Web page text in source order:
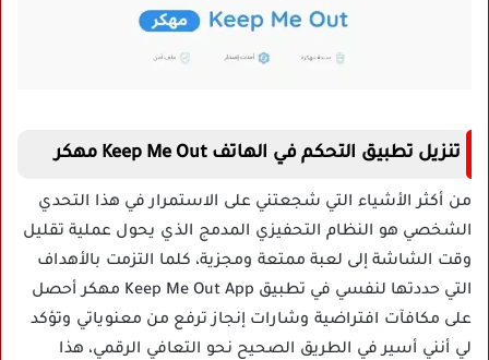
تنزيل تطبيق التحكم في الهاتف Keep Me Out مهكر
من أكثر الأشياء التي شجعتني على الاستمرار في هذا التحدي
الشخصي هو النظام التحفيزي المدمج الذي يحول عملية تقليل
وقت الشاشة إلى لعبة ممتعة ومجزية، كلما التزمت بالأهداف
التي حددتها لنفسي في تطبيق Keep Me Out App مهكر أحصل
على مكافآت افتراضية وشارات إنجاز ترفع من معنوياتي وتؤكد
لي أنني أسير في الطريق الصحيح نحو التعافي الرقمي، هذا